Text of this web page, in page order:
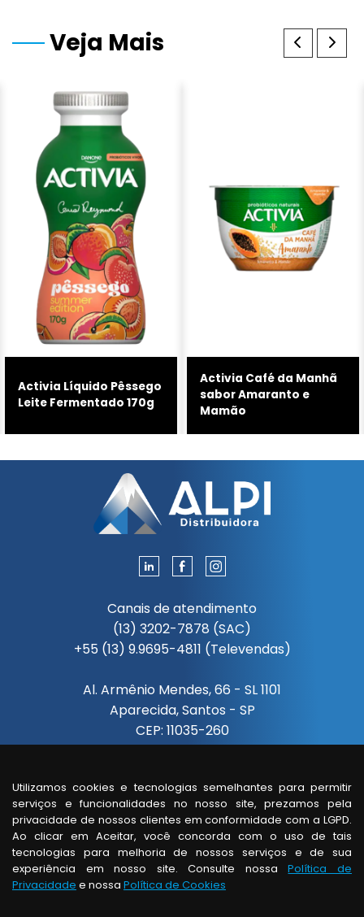
Veja Mais
Activia Líquido Pêssego
Leite Fermentado 170g
Activia Café da Manhã
sabor Amaranto e
Mamão
Utilizamos cookies e tecnologias semelhantes para permitir
serviços e funcionalidades no nosso site, prezamos pela
privacidade de nossos clientes em conformidade com a LGPD.
Ao clicar em Aceitar, você concorda com o uso de tais
tecnologias para melhoria de nossos serviços e de sua
experiência em nosso site. Consulte nossaPolítica de
Privacidade e nossa Política de Cookies
Canais de atendimento
(13) 3202-7878 (SAC)
+55 (13) 9.9695-4811 (Televendas)
Al. Armênio Mendes, 66 - SL 1101
Aparecida, Santos - SP
CEP: 11035-260
Visita de um vendedor
somente com horário agendado.